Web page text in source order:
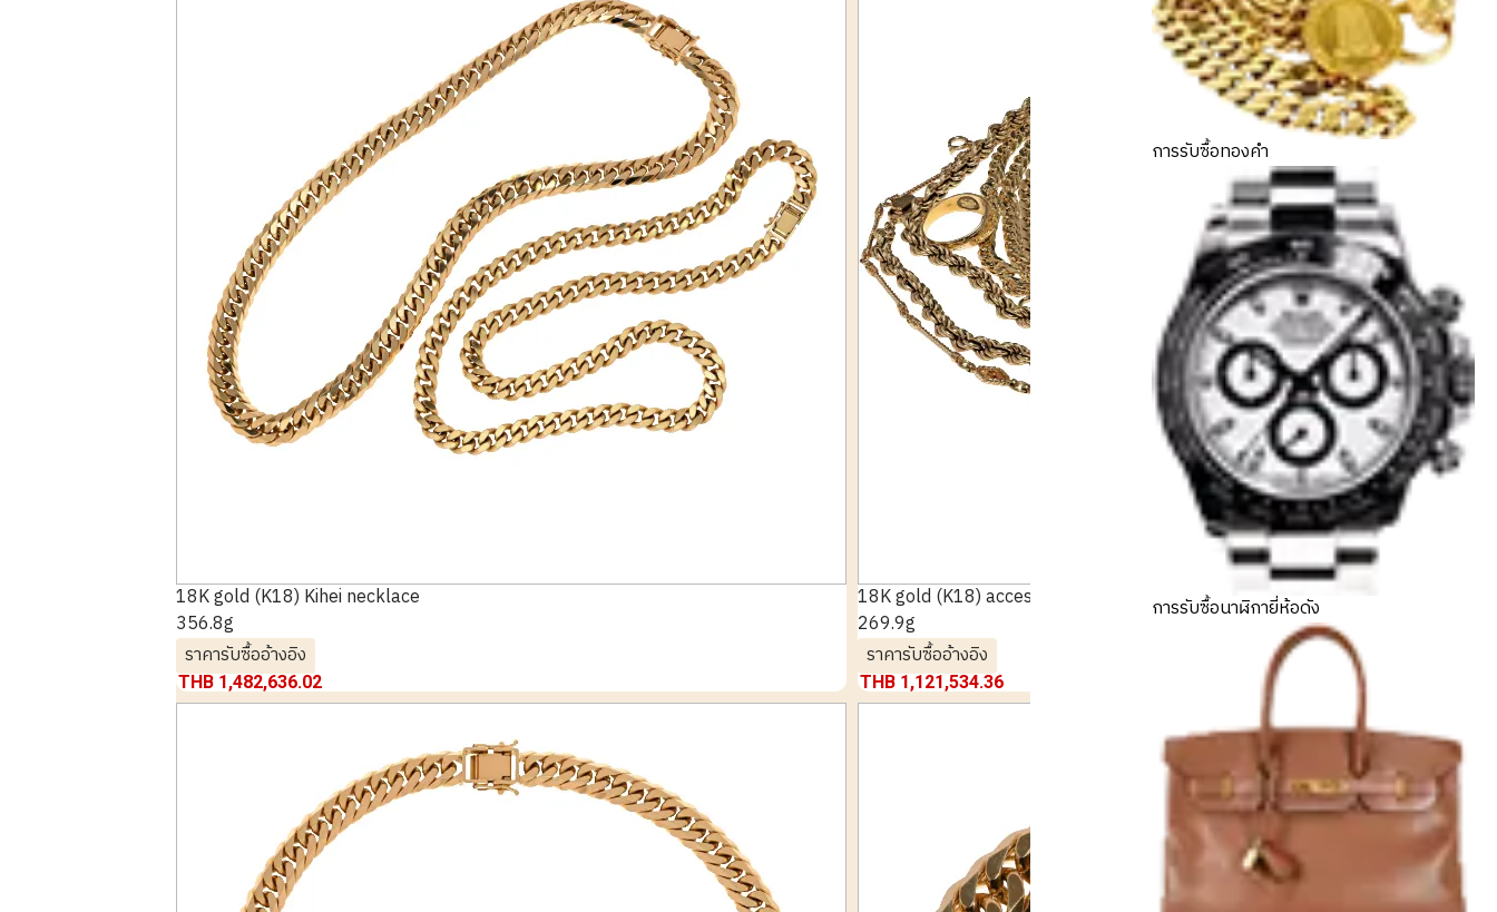
18K gold (K18) Kihei necklace
356.8g
ราคารับซื้ออ้างอิง
THB 1,482,636.02
18K gold (K18) accessories summary
269.9g
ราคารับซื้ออ้างอิง
THB 1,121,534.36
การรับซื้อทองคำ
การรับซื้อนาฬิกายี่ห้อดัง